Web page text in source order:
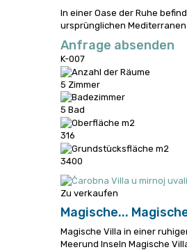
In einer Oase der Ruhe
ursprünglichen
Anfrage absenden
K-007
5 Zimmer
5 Bad
316
3400
Zu verkaufen
Magische...
Magische Villa in einer
Meerund Inseln Magische